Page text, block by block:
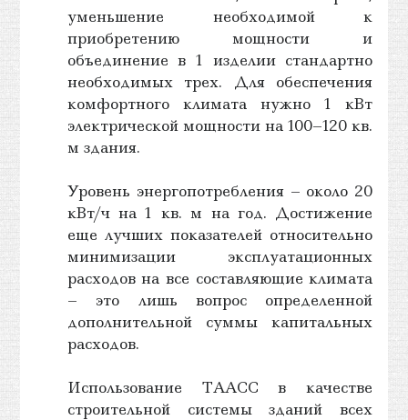
уменьшение необходимой к
приобретению мощности и
объединение в 1 изделии стандартно
необходимых трех. Для обеспечения
комфортного климата нужно 1 кВт
электрической мощности на 100–120 кв.
м здания.
Уровень энергопотребления – около 20
кВт/ч на 1 кв. м на год. Достижение
еще лучших показателей относительно
минимизации эксплуатационных
расходов на все составляющие климата
– это лишь вопрос определенной
дополнительной суммы капитальных
расходов.
Использование ТААСС в качестве
строительной системы зданий всех